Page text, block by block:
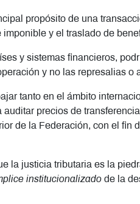
propósito de una
y el traslado de
y sistemas financieros,
y no las represalias o
tanto en el ámbito
precios de
de la Federación, con el fin
la justicia tributaria es la
institucionalizado de la